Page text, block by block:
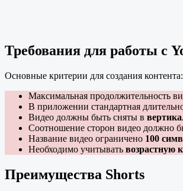
Требования для работы с
Основные критерии для создания контента:
Максимальная продолжительность
В приложении стандартная
Видео должны быть сняты в
Соотношение сторон видео должно
Название видео ограничено 100
Необходимо учитывать возрастную
Преимущества Shorts